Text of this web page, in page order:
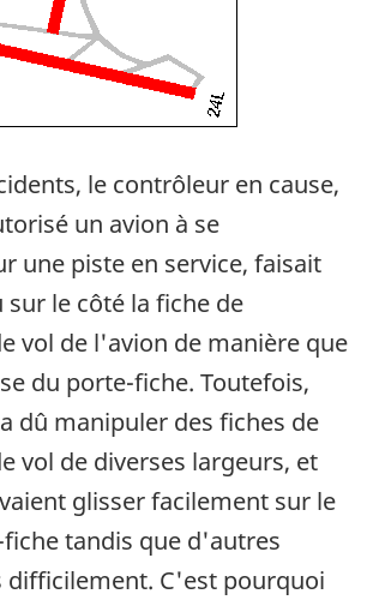
le contrôleur en cause,
un avion à se
une piste en service, faisait
sur le côté la fiche de
vol de l'avion de manière que
du porte-fiche. Toutefois,
dû manipuler des fiches de
vol de diverses largeurs, et
glisser facilement sur le
tandis que d'autres
difficilement. C'est pourquoi